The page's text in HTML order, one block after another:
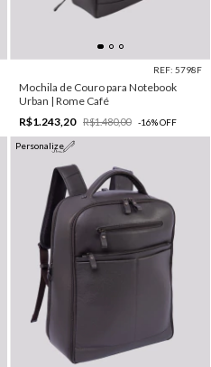
REF: 5798F
Mochila de Couro para Notebook
Urban | Rome Café
R$1.243,20
R$1.480,00 -16%OFF
Personalize